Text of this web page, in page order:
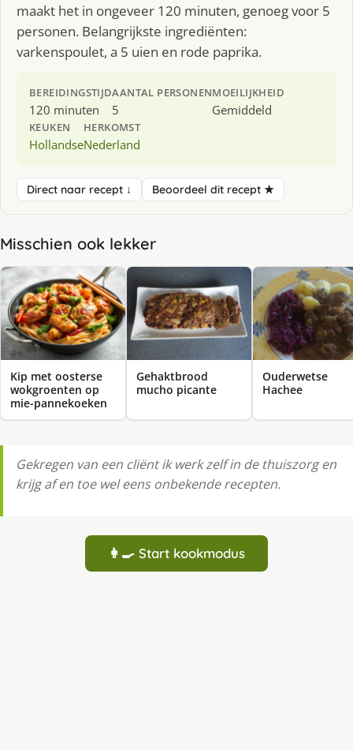
maakt het in ongeveer 120 minuten, genoeg voor 5
personen. Belangrijkste ingrediënten:
varkenspoulet, a 5 uien en rode paprika.
BEREIDINGSTIJD
120 minuten
AANTAL PERSONEN
5
MOEILIJKHEID
Gemiddeld
KEUKEN
Hollandse
HERKOMST
Nederland
Direct naar recept ↓ Beoordeel dit recept ★
Misschien ook lekker
Kip met oosterse
wokgroenten op
mie-pannekoeken
Gehaktbrood
mucho picante
Ouderwetse
Hachee
Gekregen van een cliënt ik werk zelf in de thuiszorg en
krijg af en toe wel eens onbekende recepten.
👩‍🍳 Start kookmodus